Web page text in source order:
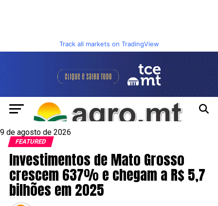
Track all markets on TradingView
9 de agosto de 2026
FEATURED
Investimentos de Mato Grosso
crescem 637% e chegam a R$ 5,7
bilhões em 2025